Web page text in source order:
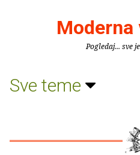
Moderna
Pogledaj... sve
Sve teme